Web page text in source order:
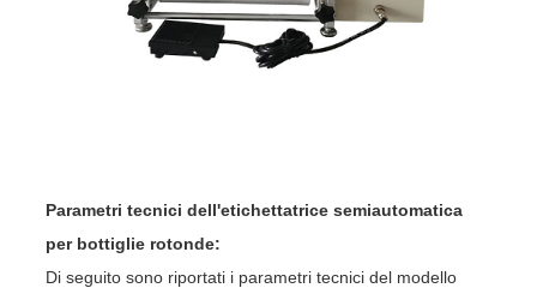
Parametri tecnici dell'etichettatrice semiautomatica
per bottiglie rotonde:
Di seguito sono riportati i parametri tecnici del modello